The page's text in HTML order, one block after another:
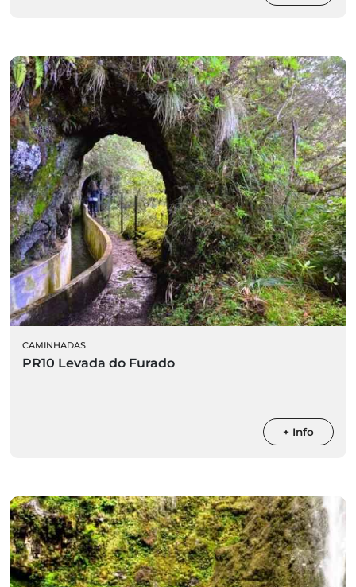
CAMINHADAS
PR10 Levada do Furado
+ Info